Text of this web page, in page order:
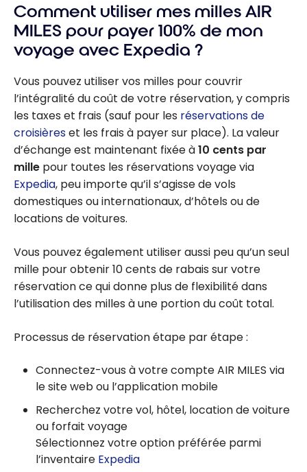
Comment utiliser mes milles AIR
MILES pour payer 100% de mon
voyage avec Expedia ?
Vous pouvez utiliser vos milles pour couvrir
l’intégralité du coût de votre réservation, y compris
les taxes et frais (sauf pour les réservations de
croisièreset les frais à payer sur place). La valeur
d’échange est maintenant fixée à10 cents par
mille pour toutes les réservations voyage via
Expedia, peu importe qu’il s’agisse de vols
domestiques ou internationaux, d’hôtels ou de
locations de voitures.
Vous pouvez également utiliser aussi peu qu’un seul
mille pour obtenir 10 cents de rabais sur votre
réservation ce qui donne plus de flexibilité dans
l’utilisation des milles à une portion du coût total.
Processus de réservation étape par étape :
Connectez-vous à votre compte AIR MILES via
le site web ou l’application mobile
Recherchez votre vol, hôtel, location de voiture
ou forfait voyage
Sélectionnez votre option préférée parmi
l’inventaire Expedia